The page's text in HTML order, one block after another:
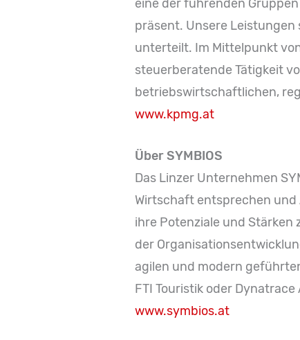
eine der führenden
präsent. Unsere
unterteilt. Im Mittelpunkt
steuerberatende Tätigkeit
betriebswirtschaftlichen,
www.kpmg.at
Über SYMBIOS
Das Linzer Unternehmen
Wirtschaft entsprechen
ihre Potenziale und Stärken
der
agilen und modern
FTI Touristik oder Dynatrace
www.symbios.at